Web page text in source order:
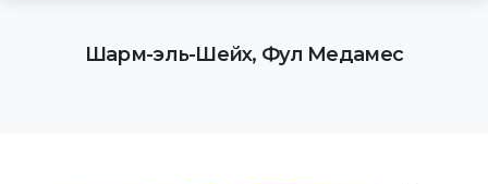
Шарм-эль-Шейх, Фул Медамес